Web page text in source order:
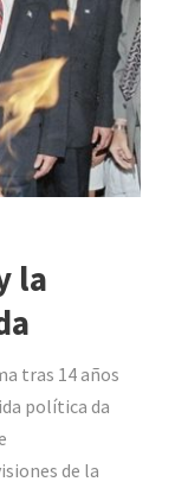
la
tras 14 años
política da
de la